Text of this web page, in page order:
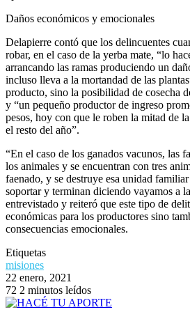
Daños económicos y emocionales
Delapierre contó que los delincuentes
robar, en el caso de la yerba mate, “lo
arrancando las ramas produciendo un
incluso lleva a la mortandad de las
producto, sino la posibilidad de cosecha
y “un pequeño productor de ingreso
pesos, hoy con que le roben la mitad de
el resto del año”.
“En el caso de los ganados vacunos, las
los animales y se encuentran con tres
faenado, y se destruye esa unidad
soportar y terminan diciendo vayamos a
entrevistado y reiteró que este tipo de
económicas para los productores sino
consecuencias emocionales.
Etiquetas
misiones
22 enero, 2021
72 2 minutos leídos